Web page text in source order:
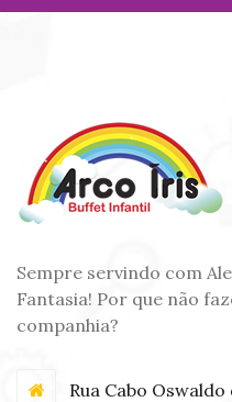
Sempre servindo com
Fantasia! Por que não
companhia?
Rua Cabo